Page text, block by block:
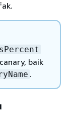
baik
.